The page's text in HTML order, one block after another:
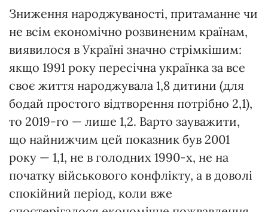
Зниження народжуваності, притаманне чи
не всім економічно розвиненим країнам,
виявилося в Україні значно стрімкішим:
якщо 1991 року пересічна українка за все
своє життя народжувала 1,8 дитини (для
бодай простого відтворення потрібно 2,1),
то 2019-го — лише 1,2. Варто зауважити,
що найнижчим цей показник був 2001
року — 1,1, не в голодних 1990-х, не на
початку військового конфлікту, а в доволі
спокійний період, коли вже